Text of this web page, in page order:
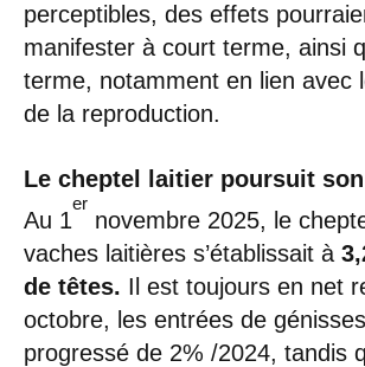
perceptibles, des effets
manifester à court terme, ainsi
terme, notamment en lien avec
de la reproduction.
Le cheptel laitier poursuit
Au 1
er
novembre 2025, le
vaches laitières s’établissait à
de têtes. Il est toujours en net
octobre, les entrées de
progressé de 2% /2024, tandis